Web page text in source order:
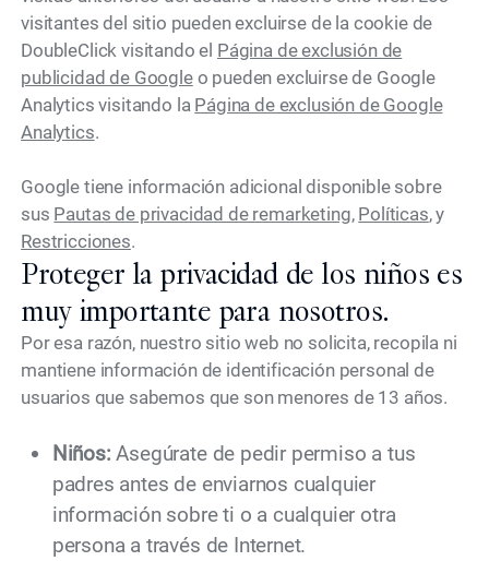
visitantes del sitio pueden excluirse de la cookie de
DoubleClick visitando el Página de exclusión de
publicidad de Googleo pueden excluirse de Google
Analytics visitando la Página de exclusión de Google
Analytics.
Google tiene información adicional disponible sobre
sus Pautas de privacidad de remarketing, Políticas, y
Restricciones.
Proteger la privacidad de los niños es
muy importante para nosotros.
Por esa razón, nuestro sitio web no solicita, recopila ni
mantiene información de identificación personal de
usuarios que sabemos que son menores de 13 años.
Niños: Asegúrate de pedir permiso a tus
padres antes de enviarnos cualquier
información sobre ti o a cualquier otra
persona a través de Internet.